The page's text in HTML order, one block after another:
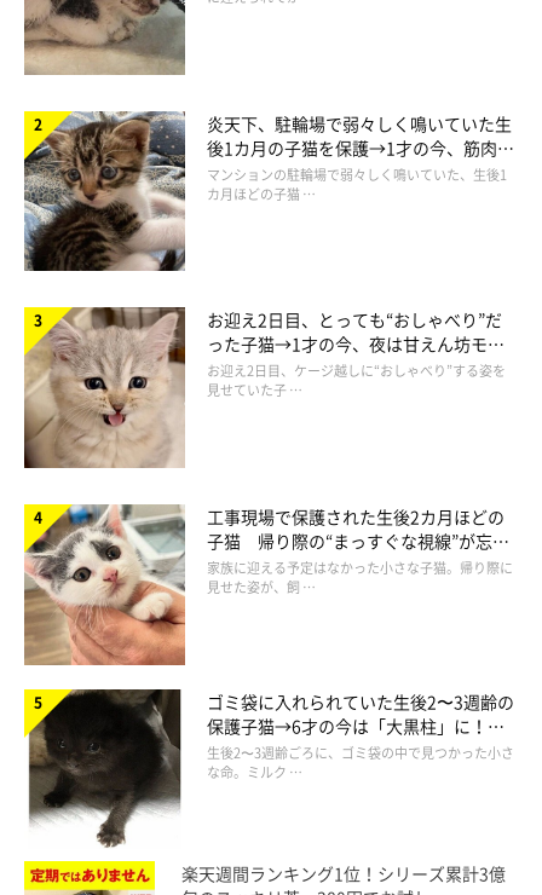
「帰宅後の至福時間」
@ohagi_zzz
甘えん坊で飼い主さんのことが大好きなおはぎちゃん。今日も飼
い主さんをキュンとさせるような甘えっぷりを見せていることで
しょうね！
写真提供・取材協力／Twitter（@ohagi_zzz
さん）
※この記事は投稿者さまにご了承をいただいたうえで制作してい
ます。
取材・文／雨宮カイ
炎天下、駐輪場で弱々しく鳴いていた生
後1カ月の子猫を保護→1才の今、筋肉質
でツンデレなコに成長
マンションの駐輪場で弱々しく鳴いていた、生後1
カ月ほどの子猫 …
お迎え2日目、とっても“おしゃべり”だ
った子猫→1才の今、夜は甘えん坊モー
ドになるコに成長！
お迎え2日目、ケージ越しに“おしゃべり”する姿を
見せていた子 …
工事現場で保護された生後2カ月ほどの
子猫 帰り際の“まっすぐな視線”が忘れ
られず、家族の一員に
家族に迎える予定はなかった小さな子猫。帰り際に
見せた姿が、飼 …
ゴミ袋に入れられていた生後2〜3週齢の
保護子猫→6才の今は「大黒柱」に！
美しい黒猫に成長した姿にグッとくる
生後2〜3週齢ごろに、ゴミ袋の中で見つかった小さ
な命。ミルク …
楽天週間ランキング1位！シリーズ累計3億